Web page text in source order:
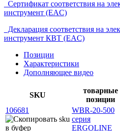
Сертификат соответствия на
инструмент (EAC)
Декларация соответствия на
инструмент КВТ (EAC)
Позиции
Характеристики
Дополняющее видео
SKU
товарные
позиции
106681
WBR-20-500
серия
ERGOLINE